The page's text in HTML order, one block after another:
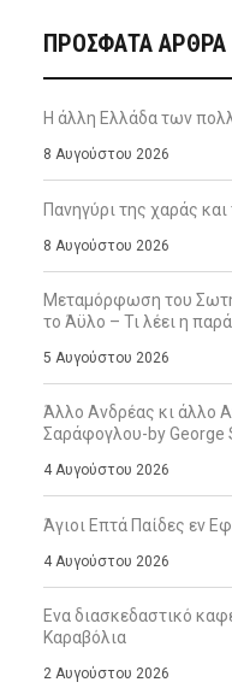
ΠΡΌΣΦΑΤΑ ΆΡΘΡΑ
Η άλλη Ελλάδα των
8 Αυγούστου 2026
Πανηγύρι της χαράς
8 Αυγούστου 2026
Μεταμόρφωση του
το Άϋλο – Τι λέει η
5 Αυγούστου 2026
Άλλο Ανδρέας κι άλλο
Σαράφογλου-by George
4 Αυγούστου 2026
Άγιοι Επτά Παίδες εν
4 Αυγούστου 2026
Ενα διασκεδαστικό
Καραβόλια
2 Αυγούστου 2026